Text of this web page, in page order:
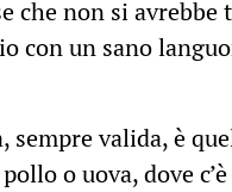
che non si avrebbe
con un sano
sempre valida, è
o uova, dove